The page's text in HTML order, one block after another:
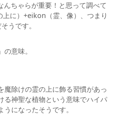
ちゃらが重要！と思って調べて
に）+eikon（霊、像）、つまり
うです。
」の意味。
除けの霊の上に飾る習慣があっ
る神聖な植物という意味でハイパ
になったそうです。